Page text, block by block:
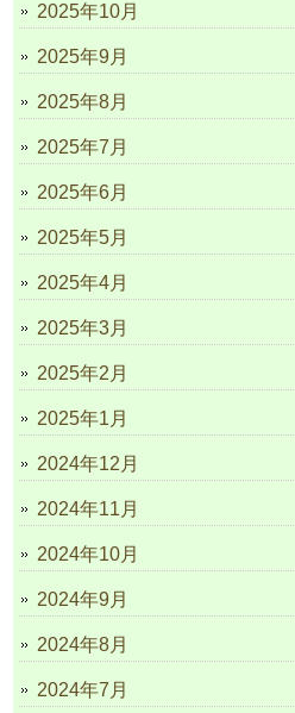
2025年10月
2025年9月
2025年8月
2025年7月
2025年6月
2025年5月
2025年4月
2025年3月
2025年2月
2025年1月
2024年12月
2024年11月
2024年10月
2024年9月
2024年8月
2024年7月